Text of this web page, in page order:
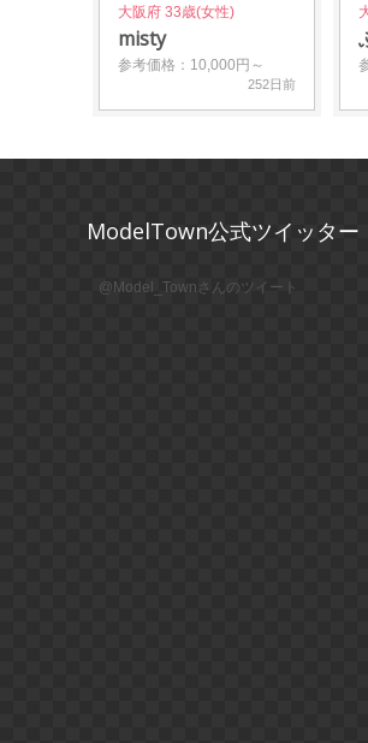
大阪府 33歳(女性)
misty
参考価格：10,000円～
252日前
ModelTown公式ツイッター
@Model_Townさんのツイート